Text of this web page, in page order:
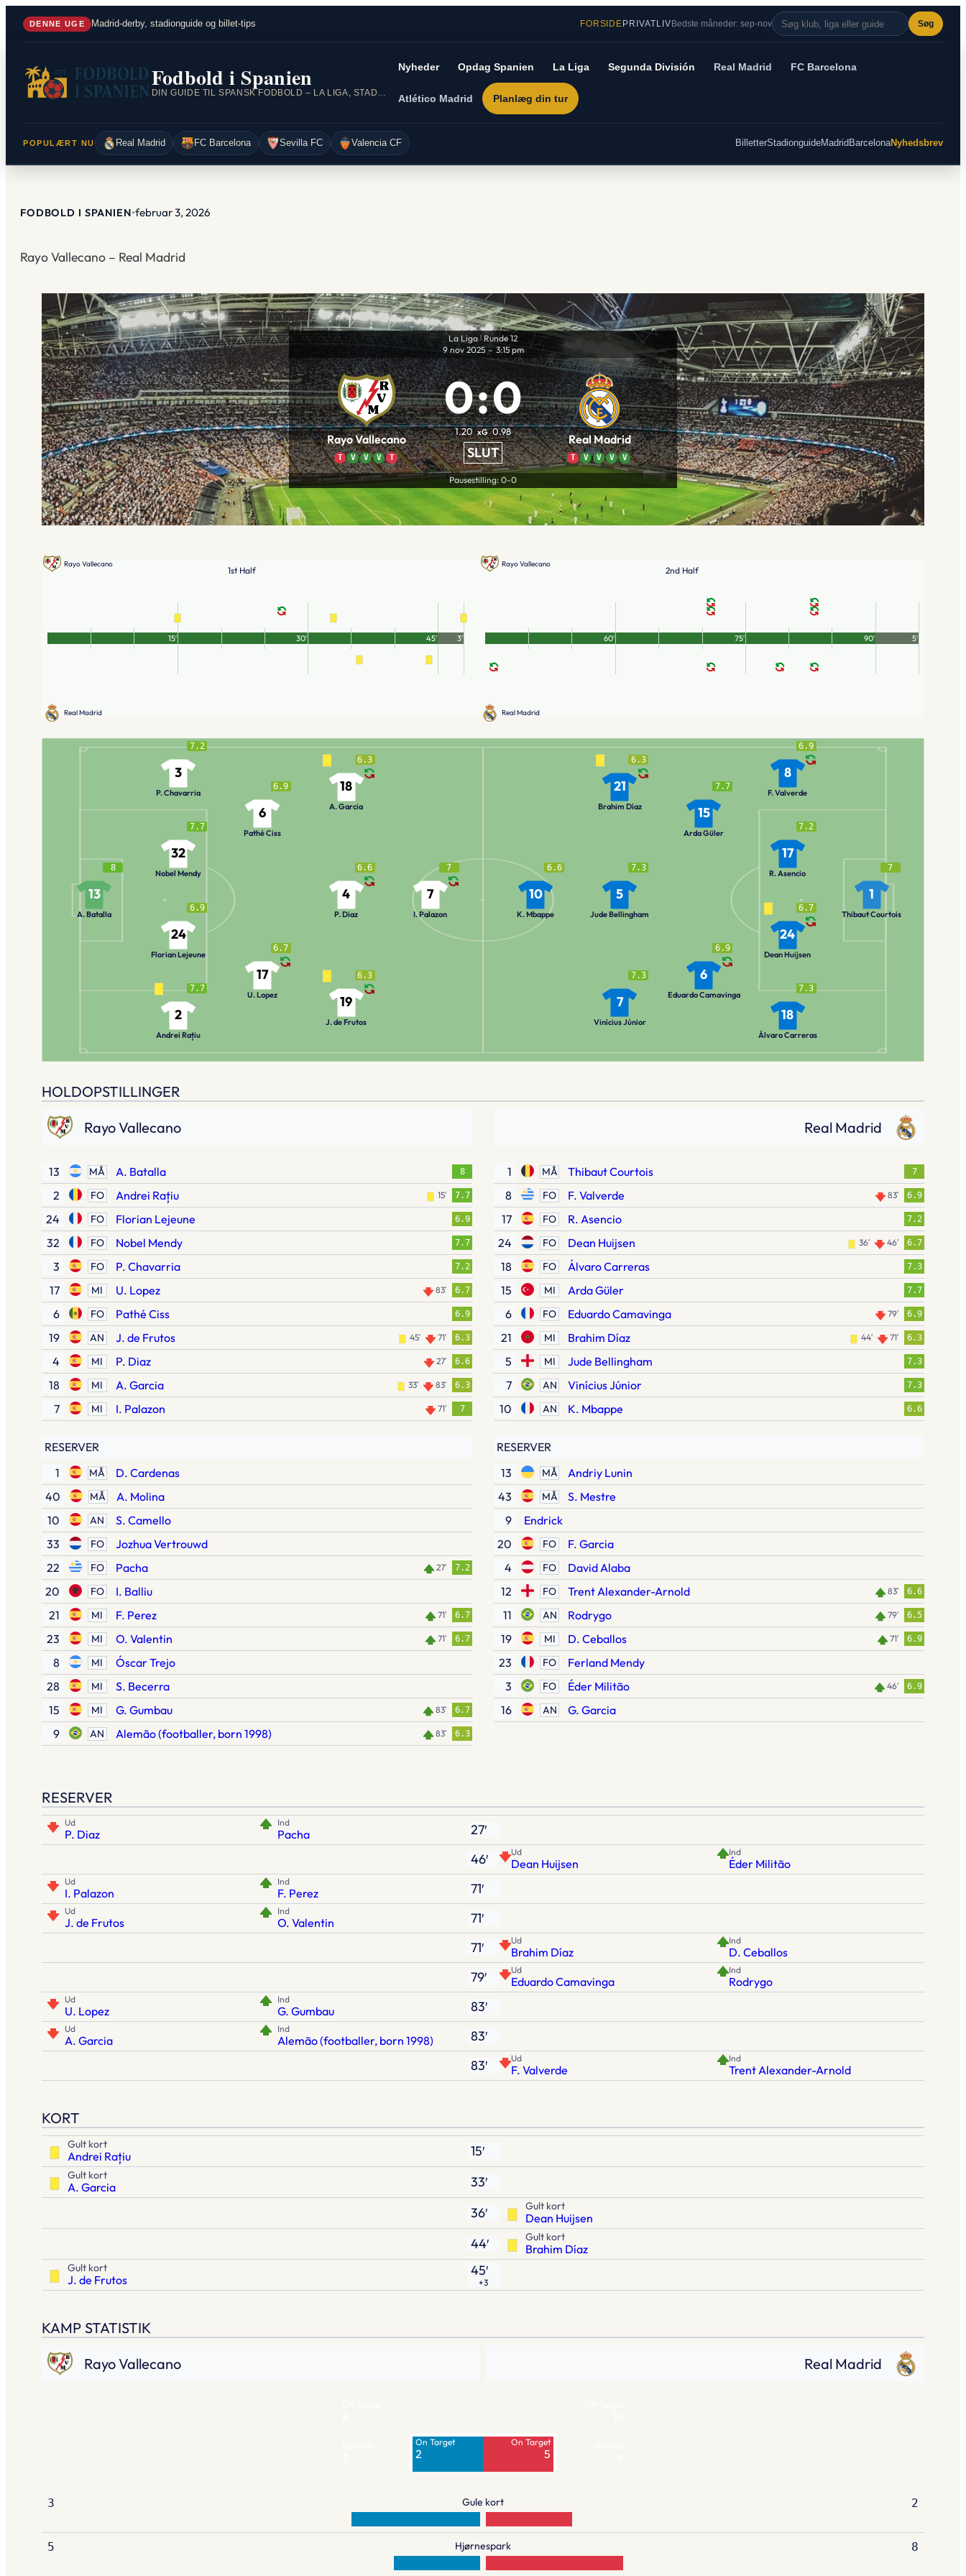
Spring
DENNE UGE Madrid-derby, stadionguide og billet-tips FORSIDEPRIVATLIVBedste måneder: sep-nov Søg
Fodbold i Spanien Nyheder Opdag Spanien La Liga Segunda División Real Madrid FC Barcelona
Atlético Madrid Planlæg din tur
POPULÆRT NU Real Madrid FC Barcelona Sevilla FC Valencia CF BilletterStadionguideMadrid BarcelonaNyhedsbrev
FODBOLD I SPANIEN•februar 3, 2026
Rayo Vallecano – Real Madrid
La Liga | Runde 12
9 nov 2025 – 3:15 pm
Rayo Vallecano
T V V V T
0:0
1.20 xG 0.98
SLUT
Real Madrid
T V V V V
Pausestilling: 0-0
Rayo Vallecano
1st Half
Real Madrid
45′
15′ 30′ 3′
Rayo Vallecano
2nd Half
Real Madrid
90′
60′ 75′ 5′
8
13
A. Batalla
7.2
3
P. Chavarria
7.7
32
Nobel Mendy
6.9
24
Florian Lejeune
7.7
2
Andrei Rațiu
6.9
6
Pathé Ciss
6.7
17
U. Lopez
6.3
18
A. Garcia
6.6
4
P. Diaz
6.3
19
J. de Frutos
7
7
I. Palazon
7
1
Thibaut Courtois
7.3
18
Álvaro Carreras
6.7
24
Dean Huijsen
7.2
17
R. Asencio
6.9
8
F. Valverde
6.9
6
Eduardo Camavinga
7.7
15
Arda Güler
7.3
7
Vinícius Júnior
7.3
5
Jude Bellingham
6.3
21
Brahim Díaz
6.6
10
K. Mbappe
HOLDOPSTILLINGER
Rayo Vallecano
13 MÅ A. Batalla 8
2 FO Andrei Rațiu 15′ 7.7
24 FO Florian Lejeune 6.9
32 FO Nobel Mendy 7.7
3 FO P. Chavarria 7.2
17 MI U. Lopez 83′ 6.7
6 FO Pathé Ciss 6.9
19 AN J. de Frutos 45′ 71′ 6.3
4 MI P. Diaz 27′ 6.6
18 MI A. Garcia 33′ 83′ 6.3
7 MI I. Palazon 71′ 7
RESERVER
1
MÅ
D. Cardenas
40
MÅ
A. Molina
10
AN
S. Camello
33
FO
Jozhua Vertrouwd
22
FO Pacha 27′ 7.2
20 FO
I. Balliu
21
MI F. Perez 71′ 6.7
23 MI O. Valentin 71′ 6.7
8 MI
Óscar Trejo
28
MI
S. Becerra
15
MI G. Gumbau 83′ 6.7
9 AN Alemão (footballer, born 1998) 83′ 6.3
Real Madrid
1 MÅ Thibaut Courtois 7
8 FO F. Valverde 83′ 6.9
17 FO R. Asencio 7.2
24 FO Dean Huijsen 36′ 46′ 6.7
18 FO Álvaro Carreras 7.3
15 MI Arda Güler 7.7
6 FO Eduardo Camavinga 79′ 6.9
21 MI Brahim Díaz 44′ 71′ 6.3
5 MI Jude Bellingham 7.3
7 AN Vinícius Júnior 7.3
10 AN K. Mbappe 6.6
RESERVER
13
MÅ
Andriy Lunin
43
MÅ
S. Mestre
9
Endrick
20
FO
F. Garcia
4
FO
David Alaba
12
FO Trent Alexander-Arnold 83′ 6.6
11 AN Rodrygo 79′ 6.5
19 MI D. Ceballos 71′ 6.9
23 FO
Ferland Mendy
3
FO Éder Militão 46′ 6.9
16 AN G. Garcia
RESERVER
Ud
P. Diaz
Ind
Pacha
27′
46′
Ud
Dean Huijsen
Ind
Éder Militão
Ud
I. Palazon
Ind
F. Perez 71′
Ud
J. de Frutos
Ind
O. Valentin
71′
71′
Ud
Brahim Díaz
Ind
D. Ceballos
79′ Ud
Eduardo Camavinga
Ind
Rodrygo
Ud
U. Lopez
Ind
G. Gumbau 83′
Ud
A. Garcia
Ind
Alemão (footballer, born 1998)
83′
83′
Ud
F. Valverde
Ind
Trent Alexander-Arnold
KORT
Gult kort
Andrei Rațiu 15′
Gult kort
A. Garcia
33′
36′
Gult kort
Dean Huijsen
44′ Gult kort
Brahim Díaz
Gult kort
J. de Frutos
45′
+3
KAMP STATISTIK
Rayo Vallecano
Real Madrid
On Target
2
On Target
5
3 Gule kort 2
5 Hjørnespark 8